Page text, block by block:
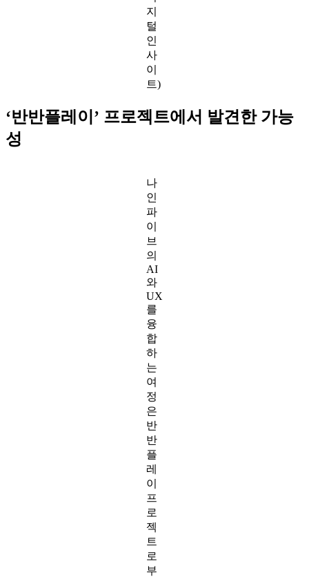
지
털
인
사
이
트)
‘반반플레이’ 프로젝트에서 발견한 가능
성
나
인
파
이
브
의
AI
와
UX
를
융
합
하
는
여
정
은
반
반
플
레
이
프
로
젝
트
로
부